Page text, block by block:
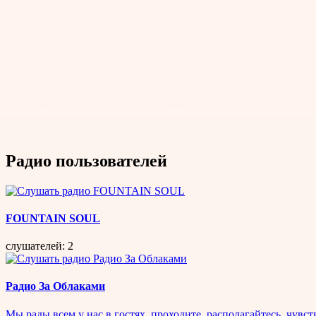
Радио пользователей
FOUNTAIN SOUL
слушателей: 2
Радио За Облаками